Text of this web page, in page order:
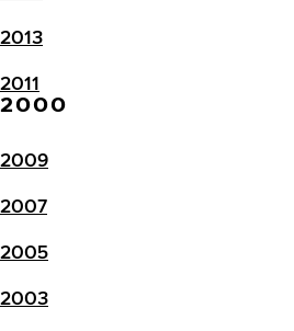
2013
2011
2000
2009
2007
2005
2003